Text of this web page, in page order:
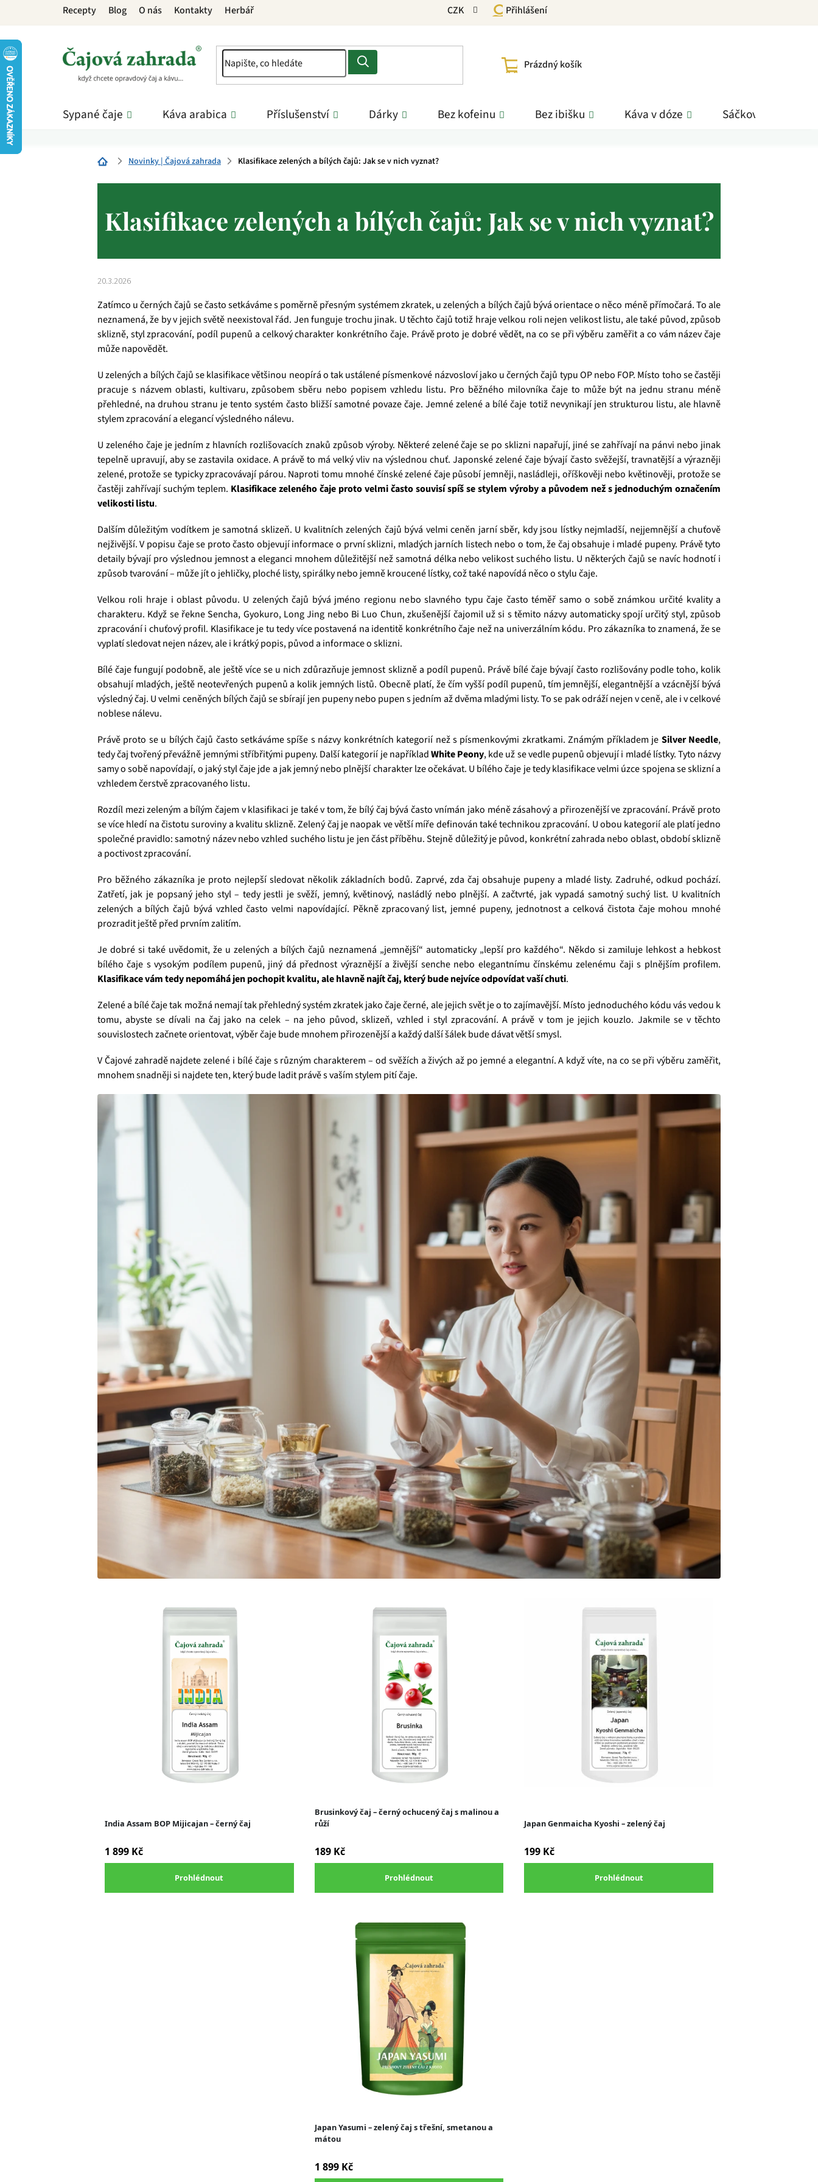
Recepty Blog O nás Kontakty Herbář CZK Přihlášení
NÁKUPNÍ
Prázdný košík
Sypané čaje Káva arabica Příslušenství Dárky Bez kofeinu Bez ibišku Káva v dóze Sáčkové čaje
DomůNovinky | Čajová zahrada Klasifikace zelených a bílých čajů: Jak se v nich vyznat?
Klasifikace zelených a bílých čajů: Jak se v nich vyznat?
20.3.2026
Zatímco u černých čajů se často setkáváme s poměrně přesným systémem zkratek, u zelených a bílých čajů bývá orientace o něco méně přímočará. To ale
neznamená, že by v jejich světě neexistoval řád. Jen funguje trochu jinak. U těchto čajů totiž hraje velkou roli nejen velikost listu, ale také původ, způsob
sklizně, styl zpracování, podíl pupenů a celkový charakter konkrétního čaje. Právě proto je dobré vědět, na co se při výběru zaměřit a co vám název čaje
může napovědět.
U zelených a bílých čajů se klasifikace většinou neopírá o tak ustálené písmenkové názvosloví jako u černých čajů typu OP nebo FOP. Místo toho se častěji
pracuje s názvem oblasti, kultivaru, způsobem sběru nebo popisem vzhledu listu. Pro běžného milovníka čaje to může být na jednu stranu méně
přehledné, na druhou stranu je tento systém často bližší samotné povaze čaje. Jemné zelené a bílé čaje totiž nevynikají jen strukturou listu, ale hlavně
stylem zpracování a elegancí výsledného nálevu.
U zeleného čaje je jedním z hlavních rozlišovacích znaků způsob výroby. Některé zelené čaje se po sklizni napařují, jiné se zahřívají na pánvi nebo jinak
tepelně upravují, aby se zastavila oxidace. A právě to má velký vliv na výslednou chuť. Japonské zelené čaje bývají často svěžejší, travnatější a výrazněji
zelené, protože se typicky zpracovávají párou. Naproti tomu mnohé čínské zelené čaje působí jemněji, nasládleji, oříškověji nebo květinověji, protože se
častěji zahřívají suchým teplem. Klasifikace zeleného čaje proto velmi často souvisí spíš se stylem výroby a původem než s jednoduchým označením
velikosti listu.
Dalším důležitým vodítkem je samotná sklizeň. U kvalitních zelených čajů bývá velmi ceněn jarní sběr, kdy jsou lístky nejmladší, nejjemnější a chuťově
nejživější. V popisu čaje se proto často objevují informace o první sklizni, mladých jarních listech nebo o tom, že čaj obsahuje i mladé pupeny. Právě tyto
detaily bývají pro výslednou jemnost a eleganci mnohem důležitější než samotná délka nebo velikost suchého listu. U některých čajů se navíc hodnotí i
způsob tvarování – může jít o jehličky, ploché listy, spirálky nebo jemně kroucené lístky, což také napovídá něco o stylu čaje.
Velkou roli hraje i oblast původu. U zelených čajů bývá jméno regionu nebo slavného typu čaje často téměř samo o sobě známkou určité kvality a
charakteru. Když se řekne Sencha, Gyokuro, Long Jing nebo Bi Luo Chun, zkušenější čajomil už si s těmito názvy automaticky spojí určitý styl, způsob
zpracování i chuťový profil. Klasifikace je tu tedy více postavená na identitě konkrétního čaje než na univerzálním kódu. Pro zákazníka to znamená, že se
vyplatí sledovat nejen název, ale i krátký popis, původ a informace o sklizni.
Bílé čaje fungují podobně, ale ještě více se u nich zdůrazňuje jemnost sklizně a podíl pupenů. Právě bílé čaje bývají často rozlišovány podle toho, kolik
obsahují mladých, ještě neotevřených pupenů a kolik jemných listů. Obecně platí, že čím vyšší podíl pupenů, tím jemnější, elegantnější a vzácnější bývá
výsledný čaj. U velmi ceněných bílých čajů se sbírají jen pupeny nebo pupen s jedním až dvěma mladými listy. To se pak odráží nejen v ceně, ale i v celkové
noblese nálevu.
Právě proto se u bílých čajů často setkáváme spíše s názvy konkrétních kategorií než s písmenkovými zkratkami. Známým příkladem je Silver Needle,
tedy čaj tvořený převážně jemnými stříbřitými pupeny. Další kategorií je napříkladWhite Peony, kde už se vedle pupenů objevují i mladé lístky. Tyto názvy
samy o sobě napovídají, o jaký styl čaje jde a jak jemný nebo plnější charakter lze očekávat. U bílého čaje je tedy klasifikace velmi úzce spojena se sklizní a
vzhledem čerstvě zpracovaného listu.
Rozdíl mezi zeleným a bílým čajem v klasifikaci je také v tom, že bílý čaj bývá často vnímán jako méně zásahový a přirozenější ve zpracování. Právě proto
se více hledí na čistotu suroviny a kvalitu sklizně. Zelený čaj je naopak ve větší míře definován také technikou zpracování. U obou kategorií ale platí jedno
společné pravidlo: samotný název nebo vzhled suchého listu je jen část příběhu. Stejně důležitý je původ, konkrétní zahrada nebo oblast, období sklizně
a poctivost zpracování.
Pro běžného zákazníka je proto nejlepší sledovat několik základních bodů. Zaprvé, zda čaj obsahuje pupeny a mladé listy. Zadruhé, odkud pochází.
Zatřetí, jak je popsaný jeho styl – tedy jestli je svěží, jemný, květinový, nasládlý nebo plnější. A začtvrté, jak vypadá samotný suchý list. U kvalitních
zelených a bílých čajů bývá vzhled často velmi napovídající. Pěkně zpracovaný list, jemné pupeny, jednotnost a celková čistota čaje mohou mnohé
prozradit ještě před prvním zalitím.
Je dobré si také uvědomit, že u zelených a bílých čajů neznamená „jemnější“ automaticky „lepší pro každého“. Někdo si zamiluje lehkost a hebkost
bílého čaje s vysokým podílem pupenů, jiný dá přednost výraznější a živější senche nebo elegantnímu čínskému zelenému čaji s plnějším profilem.
Klasifikace vám tedy nepomáhá jen pochopit kvalitu, ale hlavně najít čaj, který bude nejvíce odpovídat vaší chuti.
Zelené a bílé čaje tak možná nemají tak přehledný systém zkratek jako čaje černé, ale jejich svět je o to zajímavější. Místo jednoduchého kódu vás vedou k
tomu, abyste se dívali na čaj jako na celek – na jeho původ, sklizeň, vzhled i styl zpracování. A právě v tom je jejich kouzlo. Jakmile se v těchto
souvislostech začnete orientovat, výběr čaje bude mnohem přirozenější a každý další šálek bude dávat větší smysl.
V Čajové zahradě najdete zelené i bílé čaje s různým charakterem – od svěžích a živých až po jemné a elegantní. A když víte, na co se při výběru zaměřit,
mnohem snadněji si najdete ten, který bude ladit právě s vaším stylem pití čaje.